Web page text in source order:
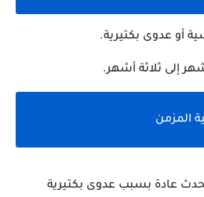
أو عدوى بكتيرية.
إلى ثلاثة أشهر.
عادة بسبب عدوى بكتيرية